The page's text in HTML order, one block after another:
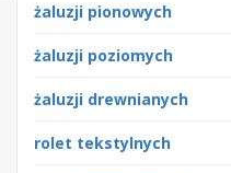
żaluzji pionowych
żaluzji poziomych
żaluzji drewnianych
rolet tekstylnych